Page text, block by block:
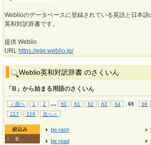
Weblioのデータベースに登録されている英語と日本語
英和対訳辞書です。
提供 Weblio
URL https://ejje.weblio.jp/
Weblio英和対訳辞書 のさくいん
「B」から始まる用語のさくいん
＜前へ 1 2 .... 60 61 62 63 64 65 66
217 218 次へ＞
絞込み
B
be rash
be read